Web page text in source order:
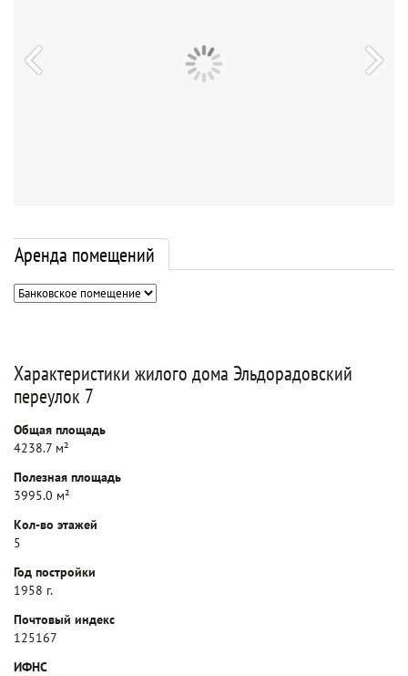
Аренда помещений
Характеристики жилого дома Эльдорадовский
переулок 7
Общая площадь
4238.7 м²
Полезная площадь
3995.0 м²
Кол-во этажей
5
Год постройки
1958 г.
Почтовый индекс
125167
ИФНС